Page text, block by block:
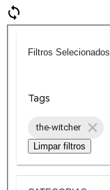
Filtros Selecionados
Tags
the-witcher
Limpar filtros